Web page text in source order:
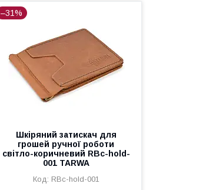
–31%
Шкіряний затискач для
грошей ручної роботи
світло-коричневий RBc-hold-
001 TARWA
RBc-hold-001